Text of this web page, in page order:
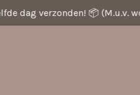
dag verzonden! 📦 (M.u.v.